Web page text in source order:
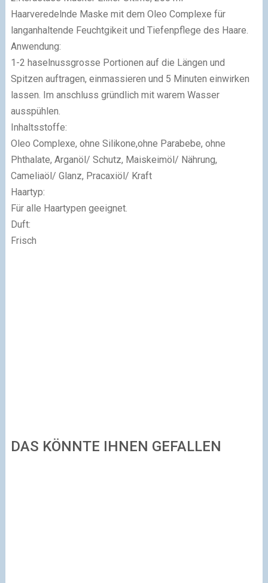
Haarveredelnde Maske mit dem Oleo Complexe für
langanhaltende Feuchtgikeit und Tiefenpflege des Haare.
Anwendung:
1-2 haselnussgrosse Portionen auf die Längen und
Spitzen auftragen, einmassieren und 5 Minuten einwirken
lassen. Im anschluss gründlich mit warem Wasser
ausspühlen.
Inhaltsstoffe:
Oleo Complexe, ohne Silikone,ohne Parabebe, ohne
Phthalate, Arganöl/ Schutz, Maiskeimöl/ Nährung,
Cameliaöl/ Glanz, Pracaxiöl/ Kraft
Haartyp:
Für alle Haartypen geeignet.
Duft:
Frisch
DAS KÖNNTE IHNEN GEFALLEN